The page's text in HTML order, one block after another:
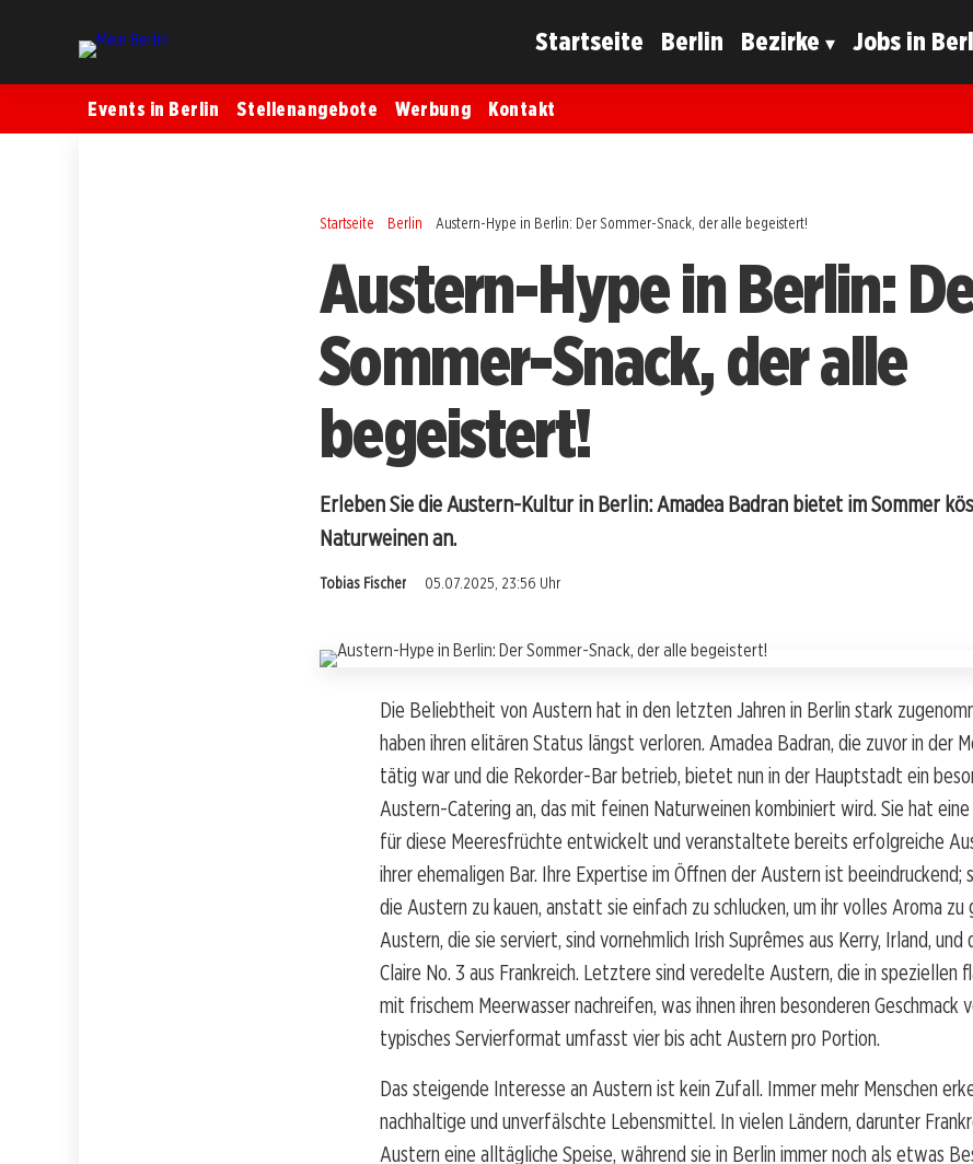
Startseite Berlin Bezirke Jobs in
Events in Berlin Stellenangebote Werbung Kontakt
Startseite Berlin Austern-Hype in Berlin: Der Sommer-Snack, der alle begeistert!
Austern-Hype in Berlin:
Sommer-Snack, der alle
begeistert!
Erleben Sie die Austern-Kultur in Berlin: Amadea Badran bietet im Sommer
Naturweinen an.
Tobias Fischer 05.07.2025, 23:56 Uhr
Die Beliebtheit von Austern hat in den letzten Jahren in Berlin stark
haben ihren elitären Status längst verloren. Amadea Badran, die zuvor in der
tätig war und die Rekorder-Bar betrieb, bietet nun in der Hauptstadt ein
Austern-Catering an, das mit feinen Naturweinen kombiniert wird. Sie hat
für diese Meeresfrüchte entwickelt und veranstaltete bereits erfolgreiche
ihrer ehemaligen Bar. Ihre Expertise im Öffnen der Austern ist beeindruckend;
die Austern zu kauen, anstatt sie einfach zu schlucken, um ihr volles Aroma zu
Austern, die sie serviert, sind vornehmlich Irish Suprêmes aus Kerry, Irland, und
Claire No. 3 aus Frankreich. Letztere sind veredelte Austern, die in speziellen
mit frischem Meerwasser nachreifen, was ihnen ihren besonderen Geschmack
typisches Servierformat umfasst vier bis acht Austern pro Portion.
Das steigende Interesse an Austern ist kein Zufall. Immer mehr Menschen
nachhaltige und unverfälschte Lebensmittel. In vielen Ländern, darunter
Austern eine alltägliche Speise, während sie in Berlin immer noch als etwas